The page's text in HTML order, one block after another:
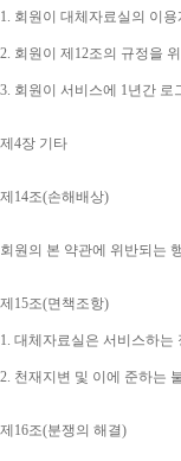
1. 회원이 대체자료실의 이
2. 회원이 제 12조의 규정을
3. 회원이 서비스에 1년간 로
제 4장 기타
제 14조(손해배상)
회원의 본 약관에 위반되는
제 15조(면책조항)
1. 대체자료실은 서비스하는
2. 천재지변 및 이에 준하는
제 16조(분쟁의 해결)